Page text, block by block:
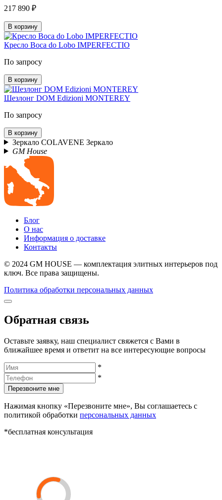
217 890 ₽
В корзину
Кресло Boca do Lobo IMPERFECTIO
По запросу
В корзину
Шезлонг DOM Edizioni MONTEREY
По запросу
В корзину
Зеркало COLAVENE Зеркало
GM House
Блог
О нас
Информация о доставке
Контакты
© 2024 GM HOUSE — комплектация элитных интерьеров под
ключ. Все права защищены.
Политика обработки персональных данных
Обратная связь
Оставьте заявку, наш специалист свяжется с Вами в
ближайшее время и ответит на все интересующие вопросы
*
*
Перезвоните мне
Нажимая кнопку «Перезвоните мне», Вы соглашаетесь с
политикой обработки персональных данных
*бесплатная консультация